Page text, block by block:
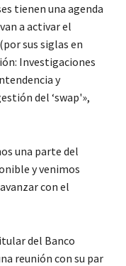
tienen una agenda
a activar el
sus siglas en
Investigaciones
y
del ‘swap'»,
una parte del
y venimos
con el
del Banco
reunión con su par